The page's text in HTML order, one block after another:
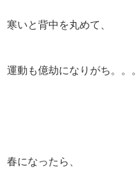
寒いと背中を丸めて、
運動も億劫になりがち。。。
春になったら、